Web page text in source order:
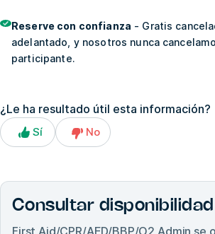
Reserve con confianza - Gratis
adelantado, y nosotros nunca
participante.
¿Le ha resultado útil esta información?
Sí No
Consultar disponibilidad
First Aid/CPR/AED/BBP/O2 Admin se